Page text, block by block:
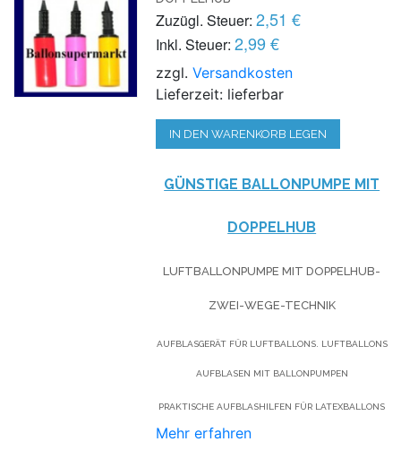
Zuzügl. Steuer: 2,51 €
Inkl. Steuer: 2,99 €
zzgl.Versandkosten
Lieferzeit: lieferbar
IN DEN WARENKORB LEGEN
GÜNSTIGE BALLONPUMPE MIT
DOPPELHUB
LUFTBALLONPUMPE MIT DOPPELHUB-
ZWEI-WEGE-TECHNIK
AUFBLASGERÄT FÜR LUFTBALLONS. LUFTBALLONS
AUFBLASEN MIT BALLONPUMPEN
PRAKTISCHE AUFBLASHILFEN FÜR LATEXBALLONS
Mehr erfahren